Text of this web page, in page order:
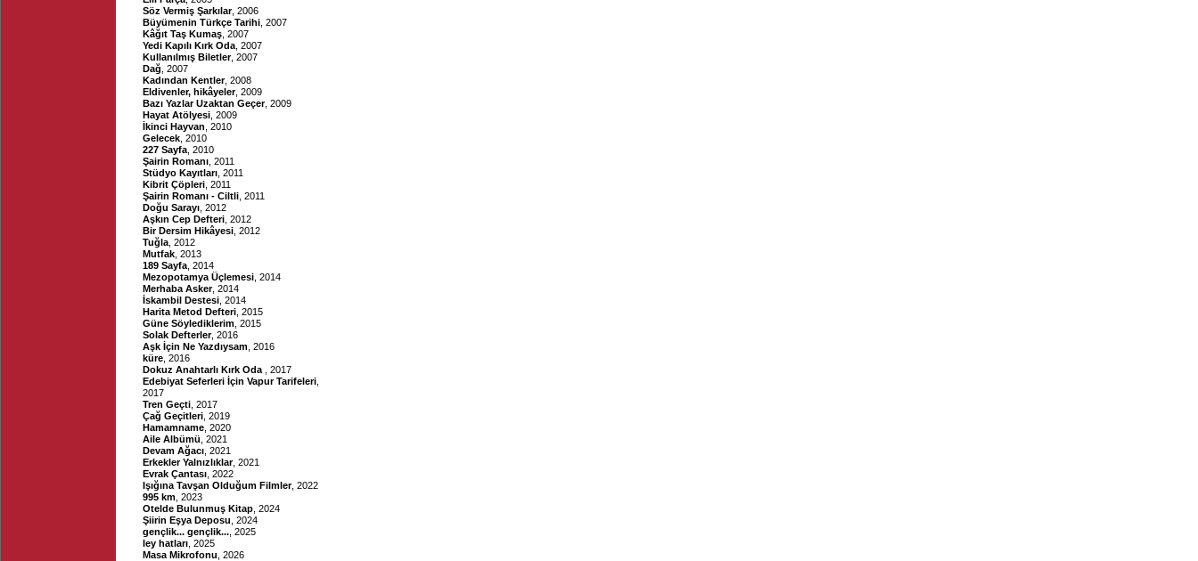
Söz Vermiş Şarkılar, 2006
Büyümenin Türkçe Tarihi , 2007
Kâğıt Taş Kumaş , 2007
Yedi Kapılı Kırk Oda , 2007
Kullanılmış Biletler, 2007
Dağ , 2007
Kadından Kentler, 2008
Eldivenler, hikâyeler, 2009
Bazı Yazlar Uzaktan Geçer, 2009
Hayat Atölyesi , 2009
İkinci Hayvan , 2010
Gelecek , 2010
227 Sayfa , 2010
Şairin Romanı , 2011
Stüdyo Kayıtları , 2011
Kibrit Çöpleri , 2011
Şairin Romanı - Ciltli , 2011
Doğu Sarayı , 2012
Aşkın Cep Defteri , 2012
Bir Dersim Hikâyesi , 2012
Tuğla , 2012
Mutfak , 2013
189 Sayfa , 2014
Mezopotamya Üçlemesi , 2014
Merhaba Asker, 2014
İskambil Destesi , 2014
Harita Metod Defteri , 2015
Güne Söylediklerim , 2015
Solak Defterler, 2016
Aşk İçin Ne Yazdıysam , 2016
küre , 2016
Dokuz Anahtarlı Kırk Oda
, 2017
Edebiyat Seferleri İçin Vapur Tarifeleri
2017
Tren Geçti , 2017
Çağ Geçitleri , 2019
Hamamname , 2020
Aile Albümü , 2021
Devam Ağacı , 2021
Erkekler Yalnızlıklar, 2021
Evrak Çantası , 2022
Işığına Tavşan Olduğum Filmler, 2022
995 km , 2023
Otelde Bulunmuş Kitap , 2024
Şiirin Eşya Deposu , 2024
gençlik... gençlik... , 2025
ley hatları , 2025
Masa Mikrofonu , 2026